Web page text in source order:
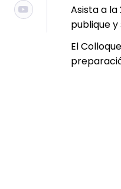
Asista a la
publique y
El